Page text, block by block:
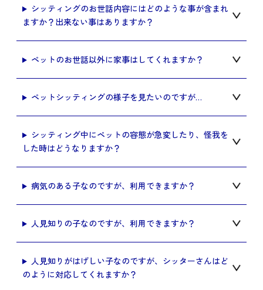
シッティングのお世話内容にはどのような事が含まれ
ますか？出来ない事はありますか？
ペットのお世話以外に家事はしてくれますか？
ペットシッティングの様子を見たいのですが…
シッティング中にペットの容態が急変したり、怪我を
した時はどうなりますか？
病気のある子なのですが、利用できますか？
人見知りの子なのですが、利用できますか？
人見知りがはげしい子なのですが、シッターさんはど
のように対応してくれますか？